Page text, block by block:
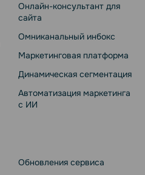
Онлайн-консультант для
сайта
Омниканальный инбокс
Маркетинговая платформа
Динамическая сегментация
Автоматизация маркетинга
с ИИ
Обновления сервиса